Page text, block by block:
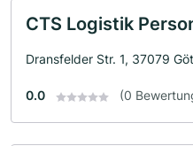
CTS Logistik
Dransfelder Str. 1, 37079
0.0 (0